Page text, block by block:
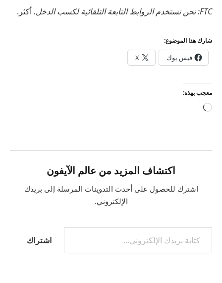
FTC: نحن نستخدم الروابط التابعة التلقائية لكسب الدخل. أكثر.
شارك هذا الموضوع:
فيس بوك X
معجب بهذه:
جاري
اكتشاف المزيد من عالم الآيفون
اشترك للحصول على أحدث التدوينات المرسلة إلى بريدك
الإلكتروني.
كتابة بريدك الإلكتروني...
اشتراك